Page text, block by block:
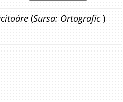
(Sursa: Ortografic )